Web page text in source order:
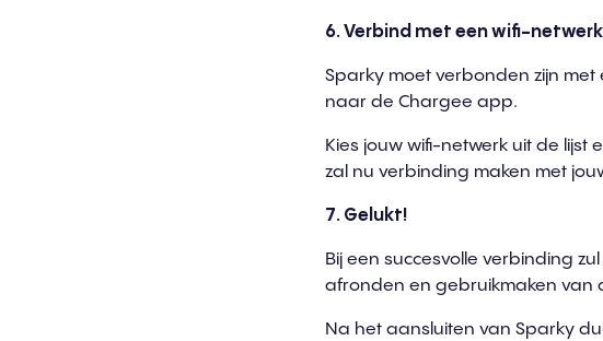
6. Verbind met een wifi-netwerk
Sparky moet verbonden zijn met
naar de Chargee app.
Kies jouw wifi-netwerk uit de lijst
zal nu verbinding maken met
7. Ge lukt!
Bij een succesvolle verbinding
afronden en gebruikmaken van
Na het aansluiten van Sparky